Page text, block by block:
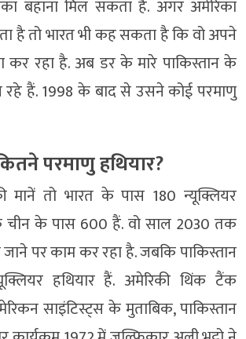
बहाना मिल सकता है. अगर अमेरिका
है तो भारत भी कह सकता है कि वो अपने
कर रहा है. अब डर के मारे पाकिस्तान के
रहे हैं. 1998 के बाद से उसने कोई परमाणु
परमाणु हथियार?
मानें तो भारत के पास 180 न्यूक्लियर
चीन के पास 600 हैं. वो साल 2030 तक
पर काम कर रहा है. जबकि पाकिस्तान
हथियार हैं. अमेरिकी थिंक टैंक
साइंटिस्ट्स के मुताबिक, पाकिस्तान